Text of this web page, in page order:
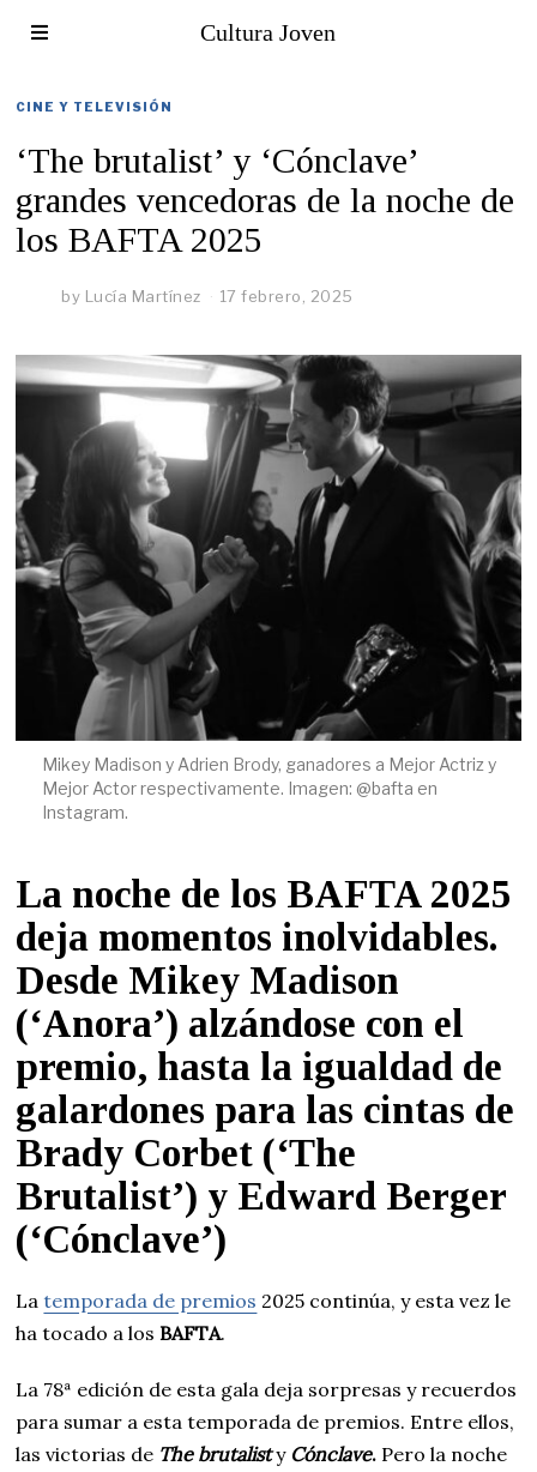
Cultura Joven
CINE Y TELEVISIÓN
‘The brutalist’ y ‘Cónclave’
grandes vencedoras de la noche de
los BAFTA 2025
by Lucía Martínez 17 febrero, 2025
Mikey Madison y Adrien Brody, ganadores a Mejor Actriz y
Mejor Actor respectivamente. Imagen: @bafta en
Instagram.
La noche de los BAFTA 2025
deja momentos inolvidables.
Desde Mikey Madison
(‘Anora’) alzándose con el
premio, hasta la igualdad de
galardones para las cintas de
Brady Corbet (‘The
Brutalist’) y Edward Berger
(‘Cónclave’)
Latemporada de premios 2025 continúa, y esta vez le
ha tocado a los BAFTA.
La 78ª edición de esta gala deja sorpresas y recuerdos
para sumar a esta temporada de premios. Entre ellos,
las victorias de The brutalist y Cónclave. Pero la noche